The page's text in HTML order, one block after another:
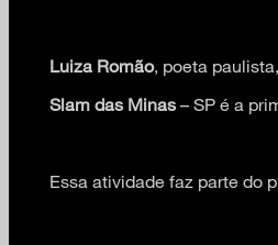
Luiza Romão, poeta
Slam das Minas– SP é a
Essa atividade faz parte do